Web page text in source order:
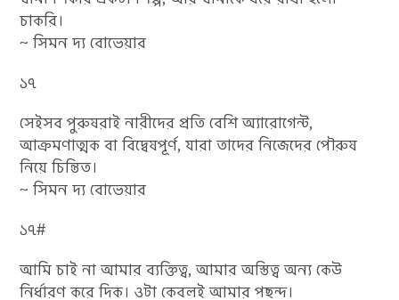
চাকরি।
~ সিমন দ্য বোভেয়ার
১৭
সেইসব পুরুষরাই নারীদের প্রতি বেশি অ্যারোগেন্ট,
আক্রমণাত্মক বা বিদ্বেষপূর্ণ, যারা তাদের নিজেদের পৌরুষ
নিয়ে চিন্তিত।
~ সিমন দ্য বোভেয়ার
১৭#
আমি চাই না আমার ব্যক্তিত্ব, আমার অস্তিত্ব অন্য কেউ
নির্ধারণ করে দিক। ওটা কেবলই আমার পছন্দ।